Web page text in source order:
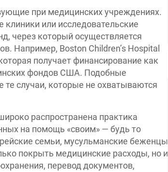
при медицинских учреждениях.
или исследовательские
через который осуществляется
Например, Boston Children’s Hospital
получает финансирование как
фондов США. Подобные
случаи, которые не охватываются
распространена практика
на помощь «своим» — будь то
семьи, мусульманские беженцы
покрыть медицинские расходы, но и
перевод документов,